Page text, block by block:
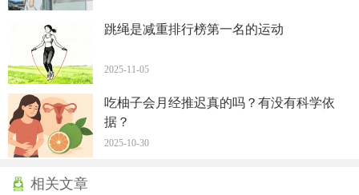
跳绳是减重排行榜第一名的运动
2025-11-05
吃柚子会月经推迟真的吗？有没有科学依
据？
2025-10-30
相关文章